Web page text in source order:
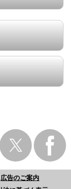
広告のご案内